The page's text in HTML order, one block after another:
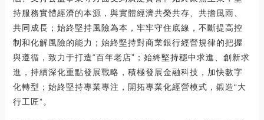
持服務實體經濟的本源，與實體經濟共榮共存、共擔風雨、
共同成長；始終堅持風險為本，牢牢守住底線，不斷提高控
制和化解風險的能力；始終堅持對商業銀行經營規律的把握
與遵循，致力于打造“百年老店”；始終堅持穩中求進、創新求
進，持續深化重點發展戰略，積極發展金融科技，加快數字
化轉型；始終堅持專業專注，開拓專業化經營模式，鍛造“大
行工匠”。